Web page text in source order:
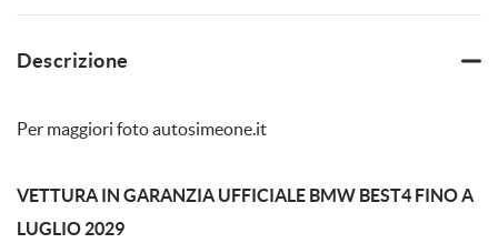
Descrizione
Per maggiori foto autosimeone.it
VETTURA IN GARANZIA UFFICIALE BMW BEST4 FINO A
LUGLIO 2029
le
scelte
momento.